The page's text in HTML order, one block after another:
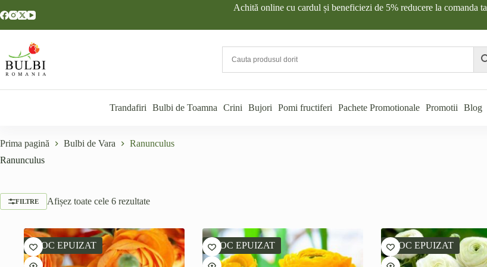
la
Achită online cu cardul și beneficiezi de 5% reducere la comanda ta
Trandafiri Bulbi de Toamna Crini Bujori Pomi fructiferi Pachete Promotionale Promotii Blog
Prima pagină Bulbi de Vara
Ranunculus
Ranunculus
FILTRE Afișez toate cele 6 rezultate
STOC EPUIZAT STOC EPUIZAT STOC EPUIZAT